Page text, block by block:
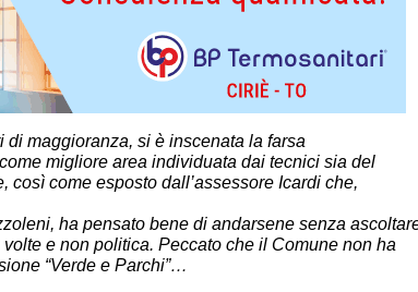
di maggioranza, si è inscenata lafarsa
migliore area individuatadai tecnici sia del
così comeesposto dall’assessore Icardi che,
ha pensato bene diandarsene senza
volte enon politica. Peccato che il Comune non ha
“Verde e Parchi”…